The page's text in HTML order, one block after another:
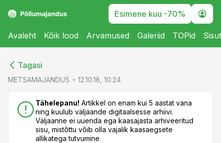
Esimene kuu -70%
Avaleht Kõik lood Arvamused Galeriid TOPid
Tagasi
METSAMAJANDUS 12.10.18, 10:24
Tähelepanu! Artikkel on enam kui 5 aastat vana
ning kuulub väljaande digitaalsesse arhiivi.
Väljaanne ei uuenda ega kaasajasta arhiveeritud
sisu, mistõttu võib olla vajalik kaasaegsete
allikatega tutvumine